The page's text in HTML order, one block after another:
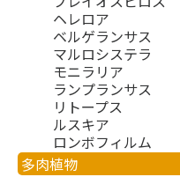
ヘレロア
ベルゲランサス
マルロシステラ
モニラリア
ランプランサス
リトープス
ルスキア
ロンボフィルム
多肉植物